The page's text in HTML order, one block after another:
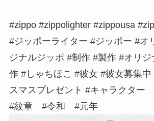
#zippo #zippolighter #zippousa
#ジッポーライター #ジッポー #オ
ジナルジッポ #制作 #製作 #オリ
作 #しゃちほこ #彼女 #彼女募集中
スマスプレゼント #キャラクター
#紋章 #令和 #元年